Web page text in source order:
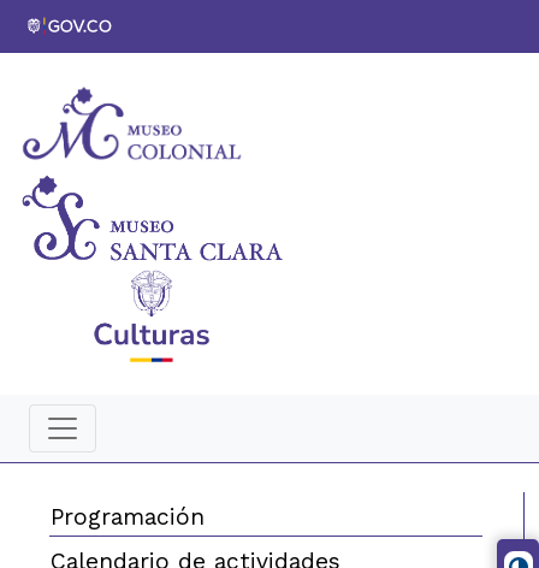
Programación
Calendario de actividades